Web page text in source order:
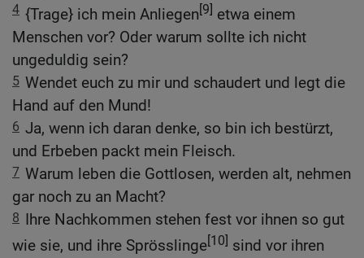
4 {Trage} ich mein Anliegen[9] etwa einem
Menschen vor? Oder warum sollte ich nicht
ungeduldig sein?
5 Wendet euch zu mir und schaudert und legt die
Hand auf den Mund!
6 Ja, wenn ich daran denke, so bin ich bestürzt,
und Erbeben packt mein Fleisch.
7 Warum leben die Gottlosen, werden alt, nehmen
gar noch zu an Macht?
8 Ihre Nachkommen stehen fest vor ihnen so gut
wie sie, und ihre Sprösslinge[10] sind vor ihren